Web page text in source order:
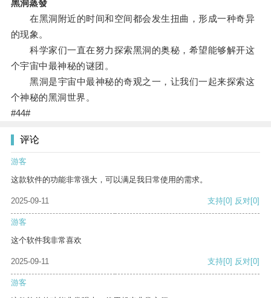
黑洞蒸發
在黑洞附近的时间和空间都会发生扭曲，形成一种奇异
的现象。
科学家们一直在努力探索黑洞的奥秘，希望能够解开这
个宇宙中最神秘的谜团。
黑洞是宇宙中最神秘的奇观之一，让我们一起来探索这
个神秘的黑洞世界。
#44#
评论
游客
这款软件的功能非常强大，可以满足我日常使用的需求。
2025-09-11 支持[0] 反对[0]
游客
这个软件我非常喜欢
2025-09-11 支持[0] 反对[0]
游客